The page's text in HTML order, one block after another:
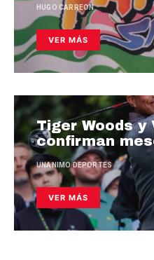
HUGO CARREON
VER MÁS
Tiger Woods y
confirman
UNANIMO DEPORTES
VER MÁS